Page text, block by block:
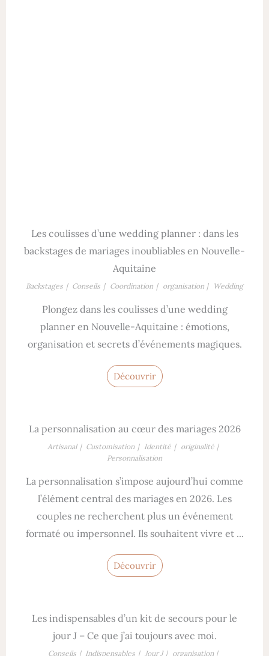
Les coulisses d’une wedding planner : dans les
backstages de mariages inoubliables en Nouvelle-
Aquitaine
Backstages Conseils Coordination organisation Wedding
Plongez dans les coulisses d’une wedding
planner en Nouvelle-Aquitaine : émotions,
organisation et secrets d’événements magiques.
Découvrir
La personnalisation au cœur des mariages 2026
Artisanal Customisation Identité
originalité
Personnalisation
La personnalisation s’impose aujourd’hui comme
l’élément central des mariages en 2026. Les
couples ne recherchent plus un événement
formaté ou impersonnel. Ils souhaitent vivre et ...
Découvrir
Les indispensables d’un kit de secours pour le
jour J – Ce que j’ai toujours avec moi.
Conseils Indispensables Jour J organisation